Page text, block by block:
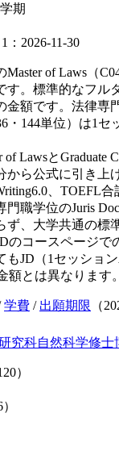
期
1：2026-11-30
Master of Laws（
す。標準的なフル
金額です。法律専
・144単位）は1セ
of LawsとGraduate
から公式に引き上
、TOEFL
職学位のJuris
ず、大学共通の標
のコースページで
もJD（1セッショ
とは異なります。
学費 / 出願期限 （
究科自然科学修士
）